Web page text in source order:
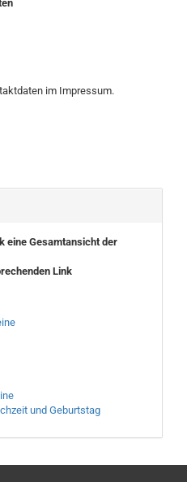
im Impressum.
eine Gesamtansicht der
Link
und Geburtstag